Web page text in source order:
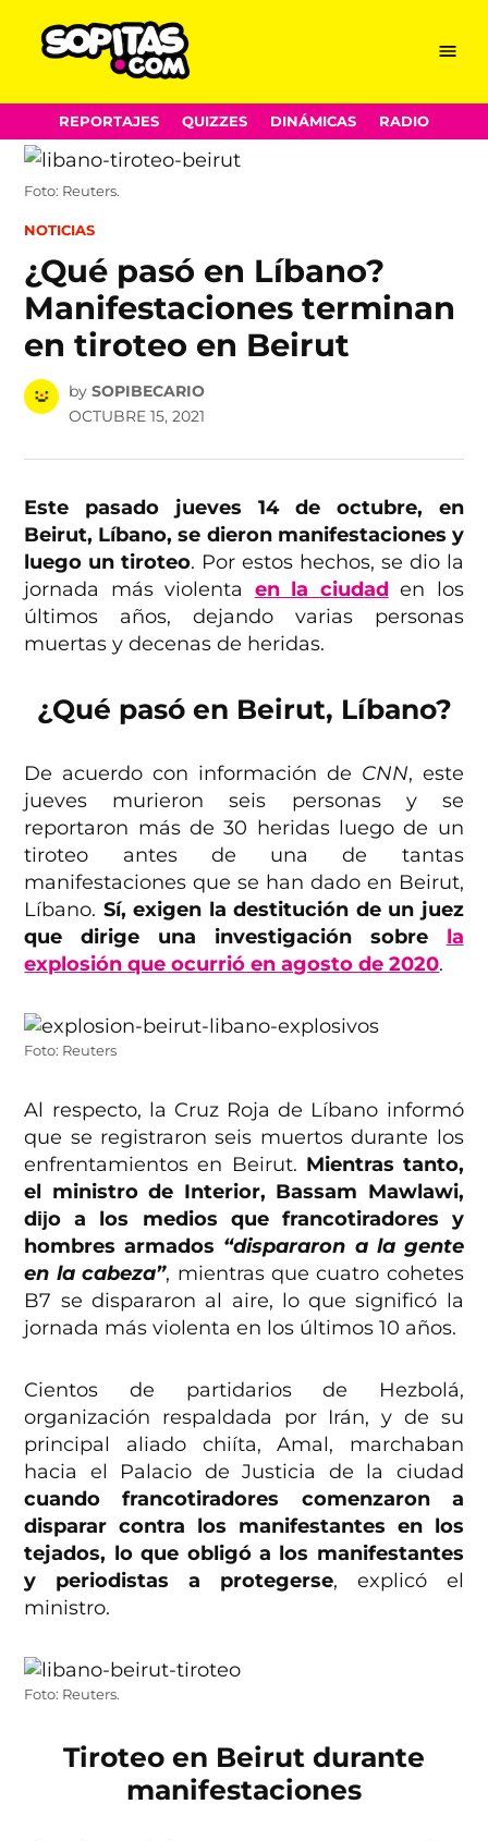
Skip
to
content
Menu
REPORTAJES QUIZZES DINÁMICAS RADIO
Foto: Reuters.
POSTED
NOTICIAS
¿Qué pasó en Líbano?
Manifestaciones terminan
en tiroteo en Beirut
by SOPIBECARIO
OCTUBRE 15, 2021
Este pasado jueves 14 de octubre, en
Beirut, Líbano, se dieron manifestaciones y
luego un tiroteo. Por estos hechos, se dio la
jornada más violenta en la ciudaden los
últimos años, dejando varias personas
muertas y decenas de heridas.
¿Qué pasó en Beirut, Líbano?
De acuerdo con información de CNN, este
jueves murieron seis personas y se
reportaron más de 30 heridas luego de un
tiroteo antes de una de tantas
manifestaciones que se han dado en Beirut,
Líbano. Sí, exigen la destitución de un juez
que dirige una investigación sobre la
explosión que ocurrió en agosto de 2020.
Foto: Reuters
Al respecto, la Cruz Roja de Líbano informó
que se registraron seis muertos durante los
enfrentamientos en Beirut. Mientras tanto,
el ministro de Interior, Bassam Mawlawi,
dĳo a los medios que francotiradores y
hombres armados “dispararon a la gente
en la cabeza”, mientras que cuatro cohetes
B7 se dispararon al aire, lo que significó la
jornada más violenta en los últimos 10 años.
Cientos de partidarios de Hezbolá,
organización respaldada por Irán, y de su
principal aliado chiíta, Amal, marchaban
hacia el Palacio de Justicia de la ciudad
cuando francotiradores comenzaron a
disparar contra los manifestantes en los
tejados, lo que obligó a los manifestantes
y periodistas a protegerse, explicó el
ministro.
Foto: Reuters.
Tiroteo en Beirut durante
manifestaciones